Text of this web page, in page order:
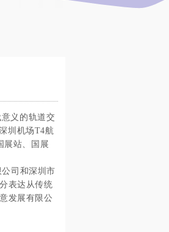
义的轨道交
圳机场T4航
展站、国展
司和深圳市
表达从传统
发展有限公